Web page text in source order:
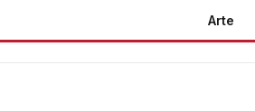
Arte